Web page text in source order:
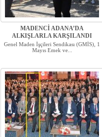
MADENCİ ADANA’DA
ALKIŞLARLA KARŞILANDI
Genel Maden İşçileri Sendikası (GMİS), 1
Mayıs Emek ve...